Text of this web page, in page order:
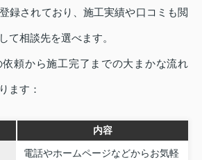
録されており、施工実績や口コミも閲
て相談先を選べます。
頼から施工完了までの大まかな流れ
ます：
内容
電話やホームページなどからお気軽